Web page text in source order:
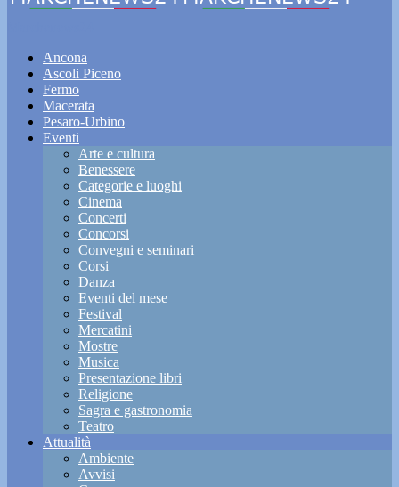
Ancona
Ascoli Piceno
Fermo
Macerata
Pesaro-Urbino
Eventi
Arte e cultura
Benessere
Categorie e luoghi
Cinema
Concerti
Concorsi
Convegni e seminari
Corsi
Danza
Eventi del mese
Festival
Mercatini
Mostre
Musica
Presentazione libri
Religione
Sagra e gastronomia
Teatro
Attualità
Ambiente
Avvisi